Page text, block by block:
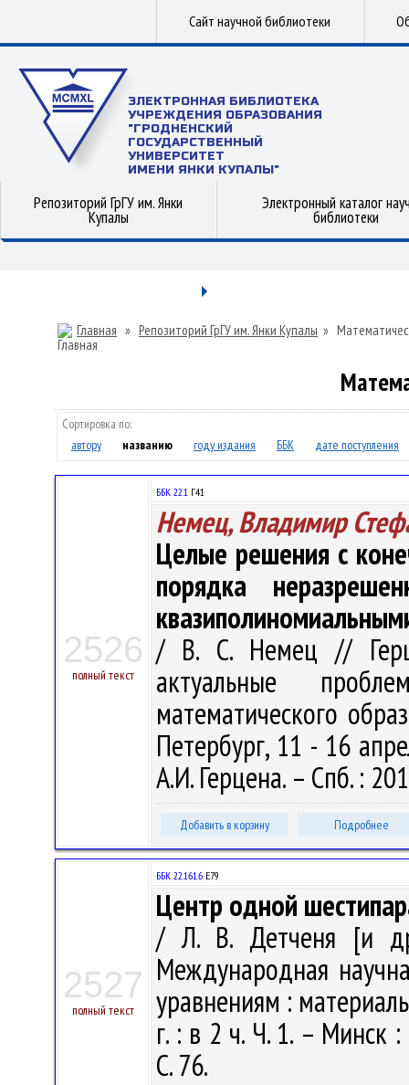
Сайт научной библиотеки
ЭЛЕКТРОННАЯ БИБЛИОТЕКА
УЧРЕЖДЕНИЯ ОБРАЗОВАНИЯ
"ГРОДНЕНСКИЙ
ГОСУДАРСТВЕННЫЙ
УНИВЕРСИТЕТ
ИМЕНИ ЯНКИ КУПАЛЫ"
Репозиторий ГрГУ им. Янки
Купалы
Электронный каталог
библиотеки
Главная » Репозиторий ГрГУ им. Янки Купалы »
Сортировка по:
автору
названию году издания ББК дате поступления
2526
полный текст
ББК 22.1 Г41
Немец, Владимир
Целые решения с
порядка
/ В. С. Немец //
актуальные
математического
Петербург, 11 - 16
А.И. Герцена. – Спб. :
Добавить в корзину Подробнее
2527
полный текст
ББК 22.161.6 Е79
Центр одной
/ Л. В. Детченя [и
Международная
уравнениям :
г. : в 2 ч. Ч. 1. – Минск
С. 76.